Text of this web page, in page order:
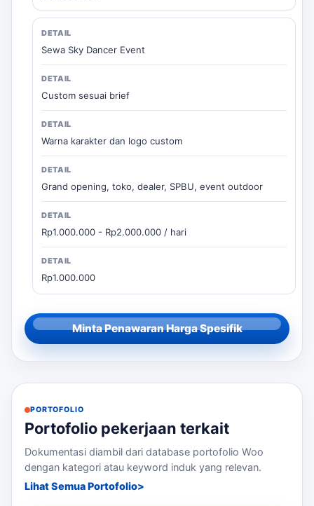
Sewa Sky Dancer Event
Custom sesuai brief
Warna karakter dan logo custom
Grand opening, toko, dealer, SPBU, event outdoor
Rp1.000.000 - Rp2.000.000 / hari
Rp1.000.000
Minta Penawaran Harga Spesifik
PORTOFOLIO
Portofolio pekerjaan terkait
Dokumentasi diambil dari database portofolio Woo
dengan kategori atau keyword induk yang relevan.
Lihat Semua Portofolio